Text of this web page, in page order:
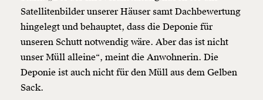
Satellitenbilder unserer Häuser samt Dachbewertung
hingelegt und behauptet, dass die Deponie für
unseren Schutt notwendig wäre. Aber das ist nicht
unser Müll alleine“, meint die Anwohnerin. Die
Deponie ist auch nicht für den Müll aus dem Gelben
Sack.